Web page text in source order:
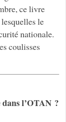
ce livre
le
nationale.
coulisses
l’OTAN ?